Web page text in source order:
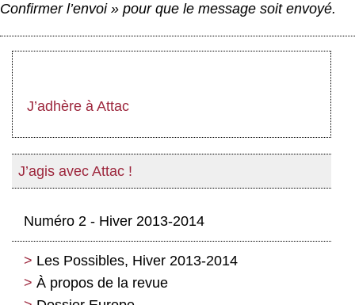
Confirmer l’envoi » pour que le message soit envoyé.
J’adhère à Attac
J’agis avec Attac !
Numéro 2 - Hiver 2013-2014
Les Possibles, Hiver 2013-2014
À propos de la revue